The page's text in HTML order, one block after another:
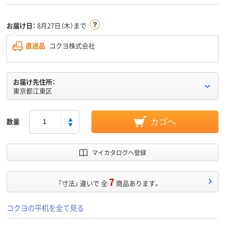
お届け日： 8月27日（木）まで
直送品 コクヨ株式会社
お届け先住所：
東京都江東区
数量 カゴへ
マイカタログへ登録
「寸法」 違いで 全7 商品あります。
コクヨの平机を全て見る